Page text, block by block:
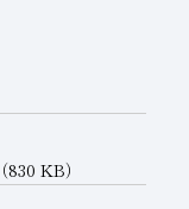
（830 KB）